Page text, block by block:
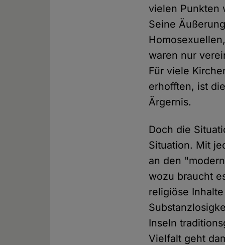
vielen Punkten
Seine
waren nur
Für viele
erhofften, ist
Ärgernis.
Doch die
Situation. Mit
an den
wozu braucht
religiöse
Inseln
Vielfalt geht